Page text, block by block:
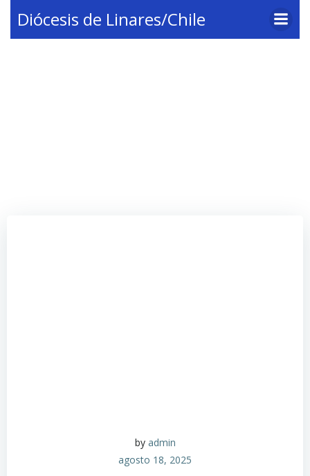
al
contenido
Diócesis de Linares/Chile
by admin
agosto 18, 2025